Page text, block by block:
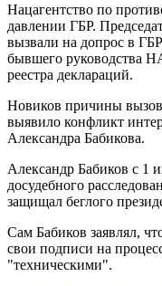
Нацагентство по
давлении ГБР.
вызвали на допрос в
бывшего руководства
реестра деклараций.
Новиков причины
выявило конфликт
Александра Бабикова.
Александр Бабиков с 1
досудебного
защищал беглого
Сам Бабиков заявлял,
свои подписи на
"техническими".